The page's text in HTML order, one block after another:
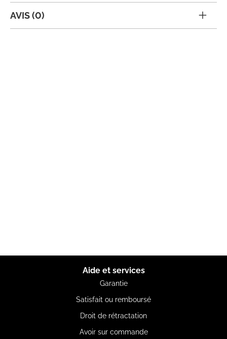
AVIS (0)
Aide et services
Garantie
Satisfait ou remboursé
Droit de rétractation
Avoir sur commande